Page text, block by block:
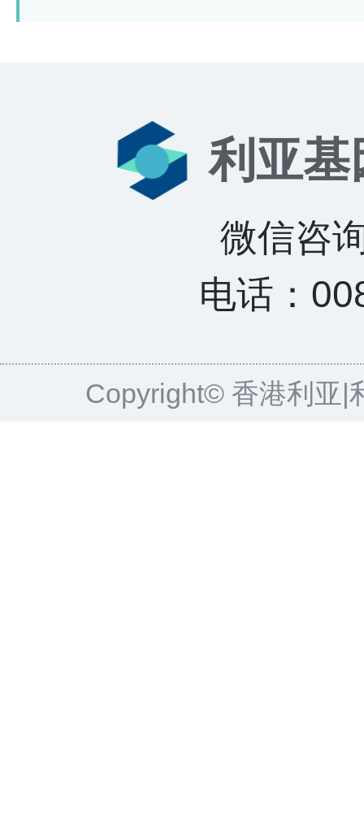
利亚基
微信咨
电话：
Copyright© 香港利亚|